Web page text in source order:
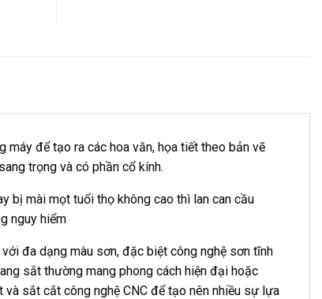
để tạo ra các hoa văn, họa tiết theo bản vẽ
trọng và có phần cổ kính.
bị mài mọt tuổi thọ không cao thì lan can cầu
nguy hiểm
đa dạng màu sơn, đặc biệt công nghệ sơn tĩnh
sắt thường mang phong cách hiện đại hoặc
sắt cắt công nghệ CNC để tạo nên nhiều sự lựa